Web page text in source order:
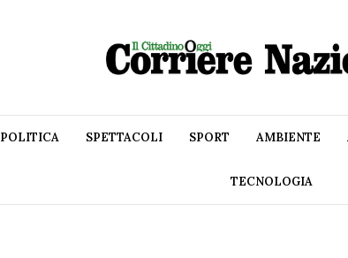
POLITICA SPETTACOLI SPORT AMBIENTE
TECNOLOGIA